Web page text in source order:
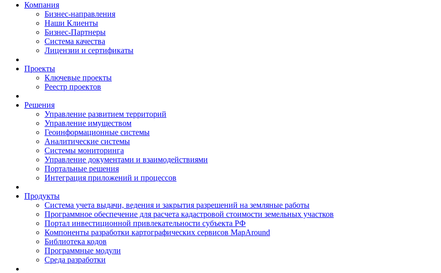
Компания
Бизнес-направления
Наши Клиенты
Бизнес-Партнеры
Система качества
Лицензии и сертификаты
Проекты
Ключевые проекты
Реестр проектов
Решения
Управление развитием территорий
Управление имуществом
Геоинформационные системы
Аналитические системы
Системы мониторинга
Управление документами и взаимодействиями
Портальные решения
Интеграция приложений и процессов
Продукты
Система учета выдачи, ведения и закрытия разрешений на земляные работы
Программное обеспечение для расчета кадастровой стоимости земельных участков
Портал инвестиционной привлекательности субъекта РФ
Компоненты разработки картографических сервисов MapAround
Библиотека кодов
Программные модули
Среда разработки